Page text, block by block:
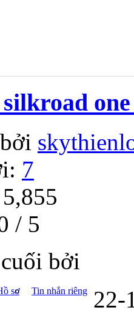
7
/ 5
bởi
sơ
Tin nhắn riêng 22-